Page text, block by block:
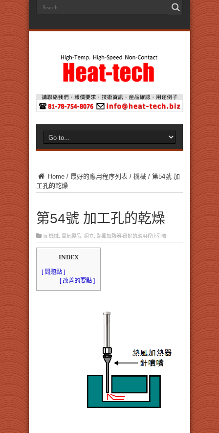
Home / 最好的應用程序列表 / 機械 / 第54號 加
工孔的乾燥
第54號 加工孔的乾燥
in 機械 電気製品 組立 熱風加熱器-最好的應用程序列表
INDEX
[ 問題點 ]
[ 改善的要點 ]